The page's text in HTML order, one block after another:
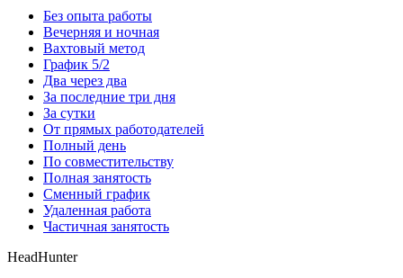
Без опыта работы
Вечерняя и ночная
Вахтовый метод
График 5/2
Два через два
За последние три дня
За сутки
От прямых работодателей
Полный день
По совместительству
Полная занятость
Сменный график
Удаленная работа
Частичная занятость
HeadHunter